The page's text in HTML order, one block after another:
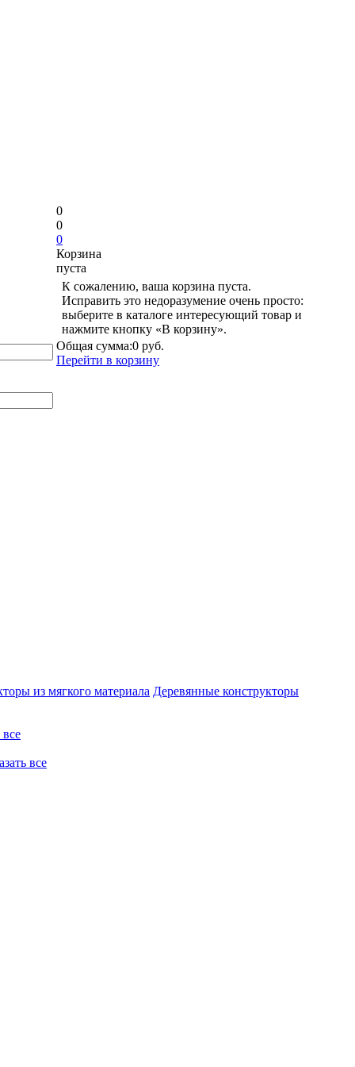
0
0
0
Корзина
пуста
К сожалению, ваша корзина пуста.
Исправить это недоразумение очень просто:
выберите в каталоге интересующий товар и
нажмите кнопку «В корзину».
Общая сумма:0 руб.
Перейти в корзину
из мягкого материала Деревянные конструкторы
все